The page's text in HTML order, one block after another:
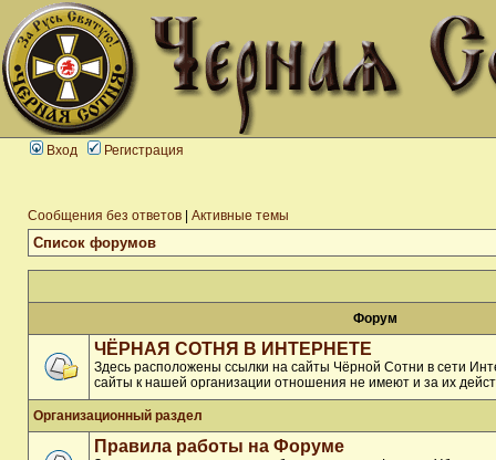
Вход Регистрация
Сообщения без ответов Активные темы
Список форумов
Форум
ЧЁРНАЯ СОТНЯ В ИНТЕРНЕТЕ
Здесь расположены ссылки на сайты Чёрной Сотни в сети
сайты к нашей организации отношения не имеют и за их
Организационный раздел
Правила работы на Форуме